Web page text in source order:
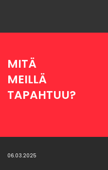
MITÄ
MEILLÄ
TAPAHTUU?
06.03.2025